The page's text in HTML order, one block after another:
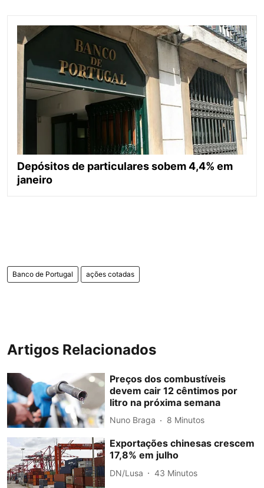
Depósitos de particulares sobem 4,4% em
janeiro
Banco de Portugal ações cotadas
Artigos Relacionados
Preços dos combustíveis
devem cair 12 cêntimos por
litro na próxima semana
Nuno Braga 8 Minutos
Exportações chinesas crescem
17,8% em julho
DN/Lusa 43 Minutos